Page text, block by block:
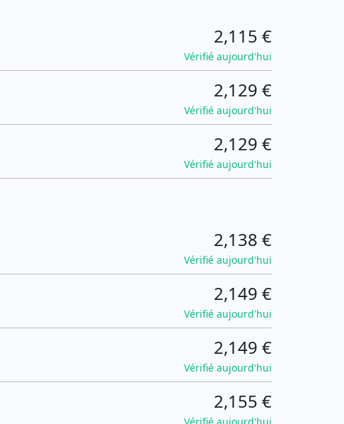
2,115 €
Vérifié aujourd'hui
2,129 €
Vérifié aujourd'hui
2,129 €
Vérifié aujourd'hui
2,138 €
Vérifié aujourd'hui
2,149 €
Vérifié aujourd'hui
2,149 €
Vérifié aujourd'hui
2,155 €